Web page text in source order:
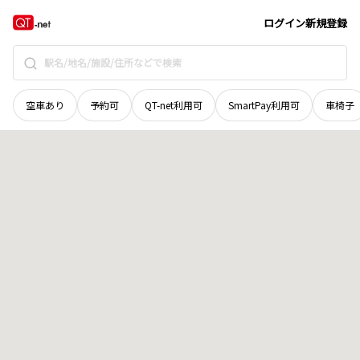
ログイン新規登録
空車あり 予約可 QT-net利用可 SmartPay利用可 車椅子
福井県